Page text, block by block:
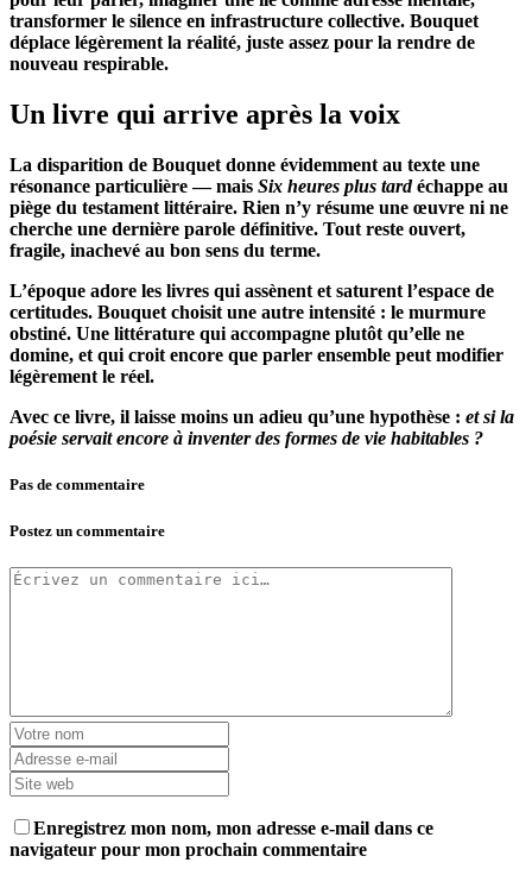
transformer le silence en infrastructure collective. Bouquet
déplace légèrement la réalité, juste assez pour la rendre de
nouveau respirable.
Un livre qui arrive après la voix
La disparition de Bouquet donne évidemment au texte une
résonance particulière — mais Six heures plus tardéchappe au
piège du testament littéraire. Rien n’y résume une œuvre ni ne
cherche une dernière parole définitive. Tout reste ouvert,
fragile, inachevé au bon sens du terme.
L’époque adore les livres qui assènent et saturent l’espace de
certitudes. Bouquet choisit une autre intensité : le murmure
obstiné. Une littérature qui accompagne plutôt qu’elle ne
domine, et qui croit encore que parler ensemble peut modifier
légèrement le réel.
Avec ce livre, il laisse moins un adieu qu’une hypothèse : et si la
poésie servait encore à inventer des formes de vie habitables ?
Pas de commentaire
Postez un commentaire
Enregistrez mon nom, mon adresse e-mail dans ce
navigateur pour mon prochain commentaire